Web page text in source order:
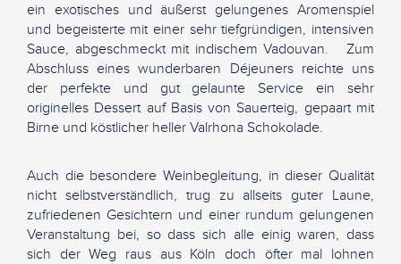
ein exotisches und äußerst gelungenes Aromenspiel
und begeisterte mit einer sehr tiefgründigen, intensiven
Sauce, abgeschmeckt mit indischem Vadouvan. Zum
Abschluss eines wunderbaren Déjeuners reichte uns
der perfekte und gut gelaunte Service ein sehr
originelles Dessert auf Basis von Sauerteig, gepaart mit
Birne und köstlicher heller Valrhona Schokolade.
Auch die besondere Weinbegleitung, in dieser Qualität
nicht selbstverständlich, trug zu allseits guter Laune,
zufriedenen Gesichtern und einer rundum gelungenen
Veranstaltung bei, so dass sich alle einig waren, dass
sich der Weg raus aus Köln doch öfter mal lohnen